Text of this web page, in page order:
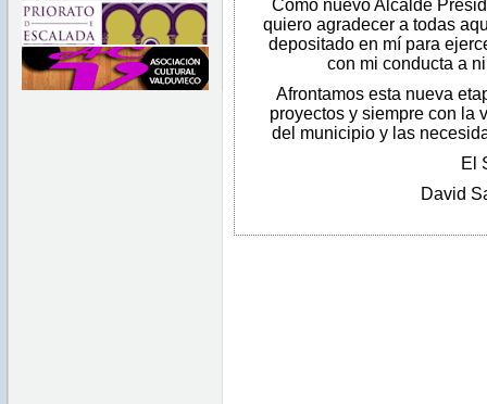
Como nuevo Alcalde
quiero agradecer a todas
depositado en mí para
con mi conducta a
Afrontamos esta nueva
proyectos y siempre con la
del municipio y las
El
David